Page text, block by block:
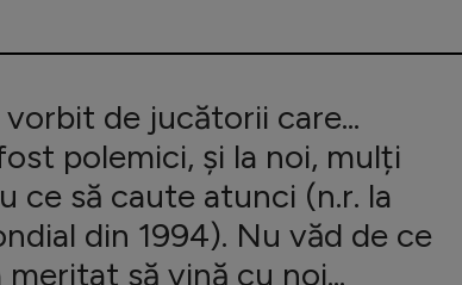
de jucătorii care...
polemici, și la noi, mulți
ce să caute atunci (n.r. la
din 1994). Nu văd de ce
să vină cu noi...